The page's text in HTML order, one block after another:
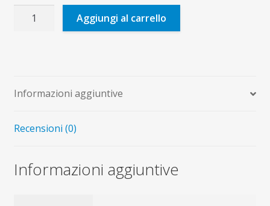
Tecniche
dagli
11
15
quantità
Aggiungi al carrello
Informazioni aggiuntive
Recensioni (0)
Informazioni aggiuntive